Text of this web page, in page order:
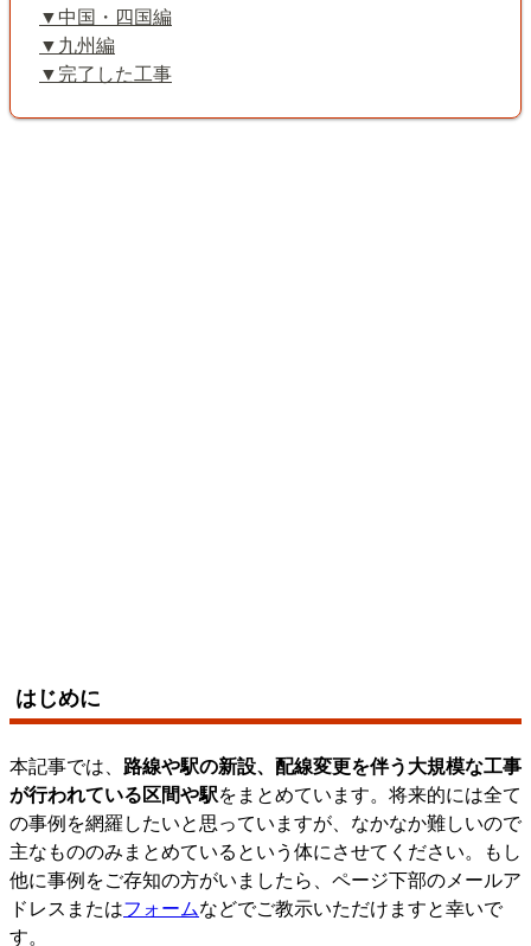
中国・四国編
九州編
完了した工事
はじめに
本記事では、 路線や駅の新設、配線変更を伴う大規模な工事
が行われている区間や駅をまとめています。将来的には全て
の事例を網羅したいと思っていますが、なかなか難しいので
主なもののみまとめているという体にさせてください。もし
他に事例をご存知の方がいましたら、ページ下部のメールア
ドレスまたはフォームなどでご教示いただけますと幸いで
す。